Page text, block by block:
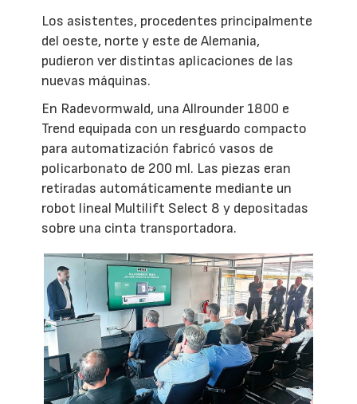
Los asistentes, procedentes principalmente
del oeste, norte y este de Alemania,
pudieron ver distintas aplicaciones de las
nuevas máquinas.
En Radevormwald, una Allrounder 1800 e
Trend equipada con un resguardo compacto
para automatización fabricó vasos de
policarbonato de 200 ml. Las piezas eran
retiradas automáticamente mediante un
robot lineal Multilift Select 8 y depositadas
sobre una cinta transportadora.